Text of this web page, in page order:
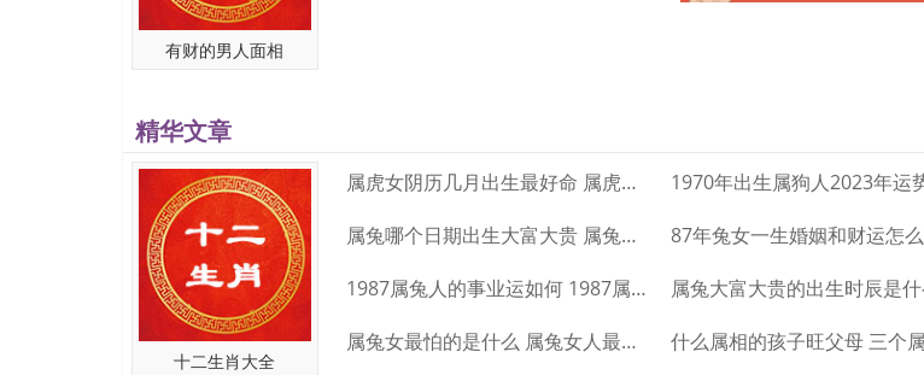
有财的男人面相
精华文章
十二生肖大全
属虎女阴历几月出生最好命 属虎的几月出生···
属兔哪个日期出生大富大贵 属兔人几日出生···
1987属兔人的事业运如何 1987属兔···
属兔女最怕的是什么 属兔女人最怕什么